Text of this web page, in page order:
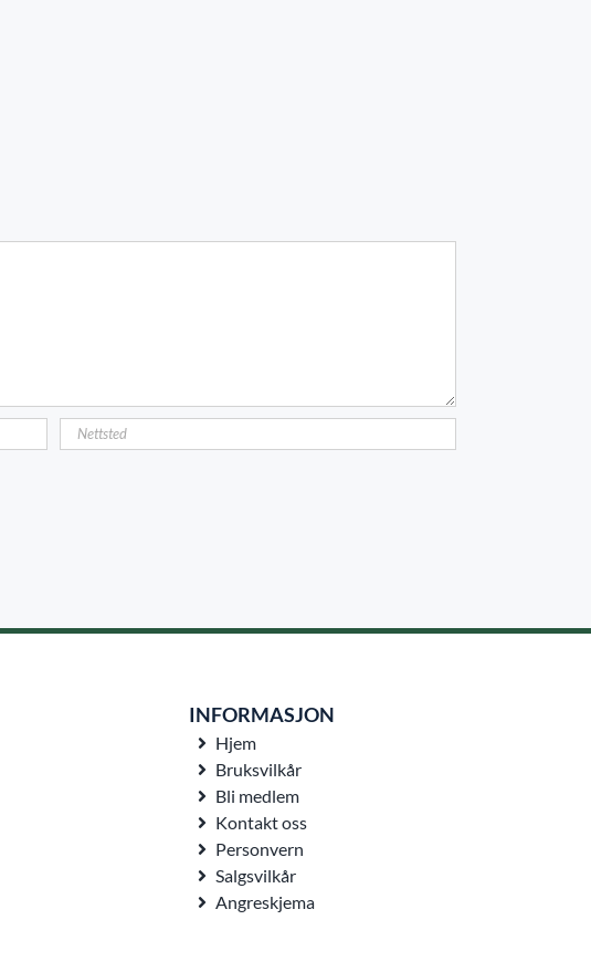
INFORMASJON
Hjem
Bruksvilkår
Bli medlem
Kontakt oss
Personvern
Salgsvilkår
Angreskjema